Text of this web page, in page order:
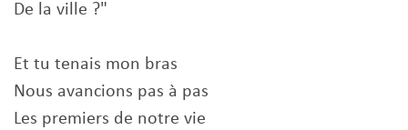
De la ville ?"
Et tu tenais mon bras
Nous avancions pas à pas
Les premiers de notre vie